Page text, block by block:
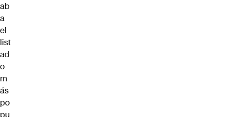
ab
a
el
list
ad
o
m
ás
po
pu